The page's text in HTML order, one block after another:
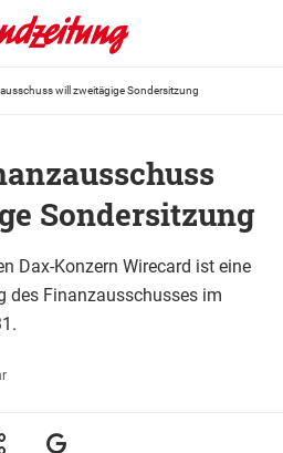
will zweitägige Sondersitzung
Sondersitzung
Dax-Konzern Wirecard ist eine
des Finanzausschusses im